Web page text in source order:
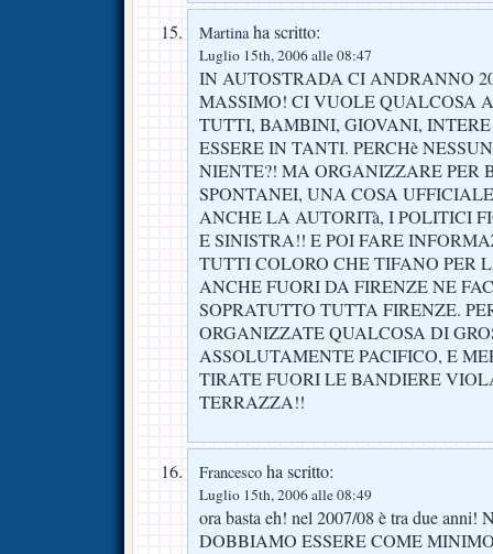
Martinaha scritto:
Luglio 15th, 2006 alle 08:47
IN AUTOSTRADA CI ANDRANNO
MASSIMO! CI VUOLE QUALCOSA
TUTTI, BAMBINI, GIOVANI,
ESSERE IN TANTI. PERCHè
NIENTE?! MA ORGANIZZARE PER
SPONTANEI, UNA COSA
ANCHE LA AUTORITà, I POLITICI
E SINISTRA!! E POI FARE
TUTTI COLORO CHE TIFANO PER
ANCHE FUORI DA FIRENZE NE
SOPRATUTTO TUTTA FIRENZE.
ORGANIZZATE QUALCOSA DI
ASSOLUTAMENTE PACIFICO, E
TIRATE FUORI LE BANDIERE
TERRAZZA!!
Francesco ha scritto:
Luglio 15th, 2006 alle 08:49
ora basta eh! nel 2007/08 è tra due
DOBBIAMO ESSERE COME